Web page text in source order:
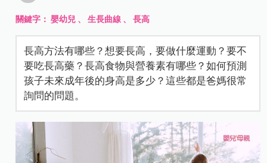
關鍵字：嬰幼兒 、生長曲線 、長高
長高方法有哪些？想要長高，要做什麼運動？要不
要吃長高藥？長高食物與營養素有哪些？如何預測
孩子未來成年後的身高是多少？這些都是爸媽很常
詢問的問題。